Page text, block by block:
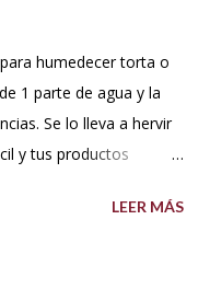
humedecer torta o
1 parte de agua y la
Se lo lleva a hervir
y tus productos
una torta cubierta
LEER MÁS